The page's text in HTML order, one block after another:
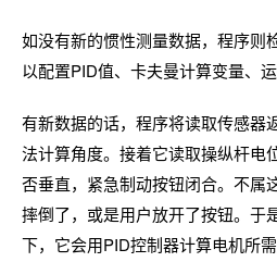
如没有新的惯性测量数据，程序则
以配置PID值、卡夫曼计算变量、运
有新数据的话，程序将读取传感器
法计算角度。接着它读取操纵杆电
否垂直，紧急制动按钮闭合。不属
摔倒了，或是用户放开了按钮。于
下，它会用PID控制器计算电机所